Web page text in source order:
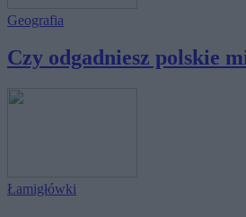
Geografia
Czy odgadniesz polskie
Łamigłówki